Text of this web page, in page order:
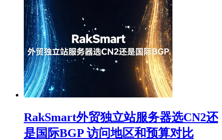
RakSmart外贸独立站服务器选CN2还
是国际BGP 访问地区和预算对比